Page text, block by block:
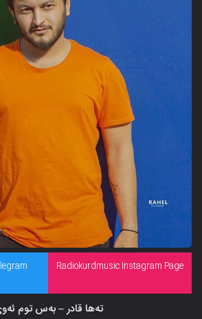
Radiokurdmusic Instagram Page
تەها قادر – بەس توم